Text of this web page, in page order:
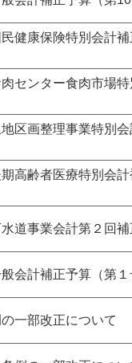
健康保険特別会計
センター食肉市場
区画整理事業特別
高齢者医療特別会
道事業会計第２回
会計補正予算（第
一部改正について